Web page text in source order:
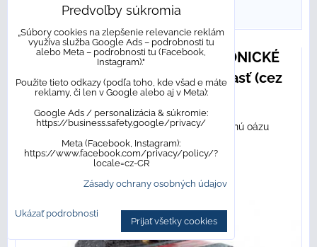
ks DO KOŠÍKA
Kludi PODOMIETKOVÉ ELEKTRONICKÉ
TELESO DN 15 podomietková časť (cez
230 V sieťový zdroj) 38003
úpeľne, s ktorým si doma vytvoríte svoju vlastnú oázu
Predvoľby súkromia
„Súbory cookies na zlepšenie relevancie reklám
využíva služba Google Ads – podrobnosti tu
alebo Meta – podrobnosti tu (Facebook,
Instagram)."
Použite tieto odkazy (podľa toho, kde všad e máte
reklamy, či len v Google alebo aj v Meta):
Google Ads / personalizácia & súkromie:
https://business.safety.google/privacy/
Meta (Facebook, Instagram):
https://www.facebook.com/privacy/policy/?
locale=cz-CR
Zásady ochrany osobných údajov
Ukázať podrobnosti
Prijať všetky cookies